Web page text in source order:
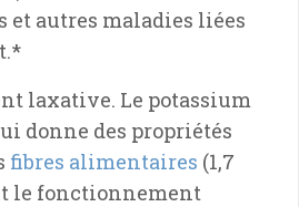
et autres maladies liées
laxative. Le potassium
donne des propriétés
fibres alimentaires (1,7
le fonctionnement